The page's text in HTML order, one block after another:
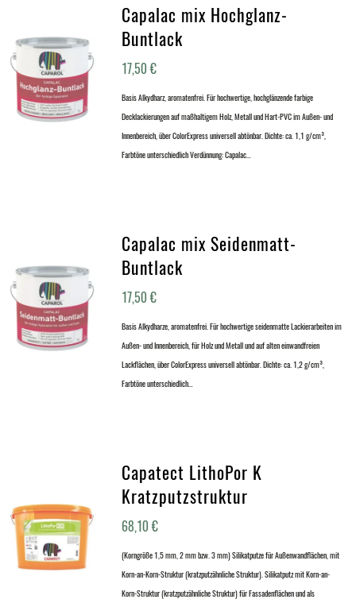
Capalac mix Hochglanz-
Buntlack
17,50€
Basis Alkydharz, aromatenfrei. Für hochwertige, hochglänzende farbige
Decklackierungen auf maßhaltigem Holz, Metall und Hart-PVC im Außen- und
Innenbereich, über ColorExpress universell abtönbar. Dichte: ca. 1,1 g/cm³,
Farbtöne unterschiedlich Verdünnung: Capalac…
Capalac mix Seidenmatt-
Buntlack
17,50€
Basis Alkydharze, aromatenfrei. Für hochwertige seidenmatte Lackierarbeiten im
Außen- und Innenbereich, für Holz und Metall und auf alten einwandfreien
Lackflächen, über ColorExpress universell abtönbar. Dichte: ca. 1,2 g/cm³,
Farbtöne unterschiedlich…
Capatect LithoPor K
Kratzputzstruktur
68,10€
(Korngröße 1,5 mm, 2 mm bzw. 3 mm) Silikatputze für Außenwandflächen, mit
Korn-an-Korn-Struktur (kratzputzähnliche Struktur). Silikatputz mit Korn-an-
Korn-Struktur (kratzputzähnliche Struktur) für Fassadenflächen und als